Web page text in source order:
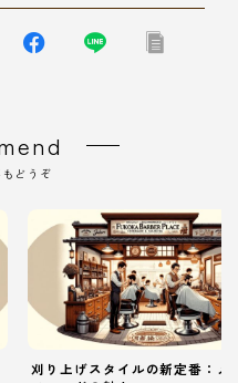
どうぞ
刈り上げスタイルの新定番：メ